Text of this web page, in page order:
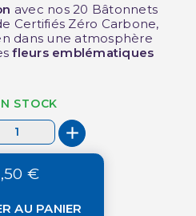
avec nos 20 Bâtonnets
Certifiés Zéro Carbone,
dans une atmosphère
fleurs emblématiques
STOCK
€
AU PANIER